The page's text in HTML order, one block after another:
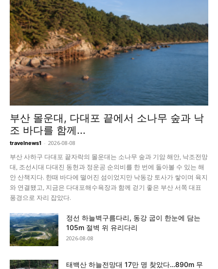
부산 몰운대, 다대포 끝에서 소나무 숲과 낙
조 바다를 함께...
travelnews1 - 2026-08-08
부산 사하구 다대포 끝자락의 몰운대는 소나무 숲과 기암 해안, 낙조전망
대, 조선시대 다대진 동헌과 정운공 순의비를 한 번에 돌아볼 수 있는 해
안 산책지다. 한때 바다에 떨어진 섬이었지만 낙동강 토사가 쌓이며 육지
와 연결됐고, 지금은 다대포해수욕장과 함께 걷기 좋은 부산 서쪽 대표
풍경으로 자리 잡았다.
정선 하늘벽구름다리, 동강 굽이 한눈에 담는
105m 절벽 위 유리다리
2026-08-08
태백산 하늘전망대 17만 명 찾았다…890m 무